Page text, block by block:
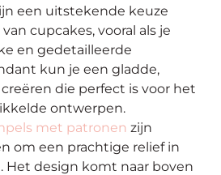
een uitstekende keuze
cupcakes, vooral als je
en gedetailleerde
kun je een gladde,
die perfect is voor het
ontwerpen.
met patronen zijn
om een prachtige relief in
Het design komt naar boven